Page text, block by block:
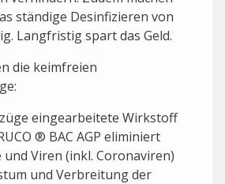
ständige Desinfizieren von
Langfristig spart das Geld.
die keimfreien
eingearbeitete Wirkstoff
® BAC AGP eliminiert
und Viren (inkl. Coronaviren)
und Verbreitung der